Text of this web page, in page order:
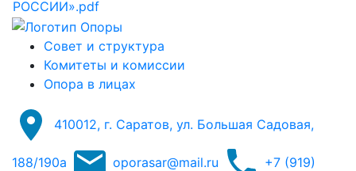
РОССИИ».pdf
Совет и структура
Комитеты и комиссии
Опора в лицах
410012, г. Саратов, ул. Большая Садовая,
188/190а oporasar@mail.ru +7 (919)